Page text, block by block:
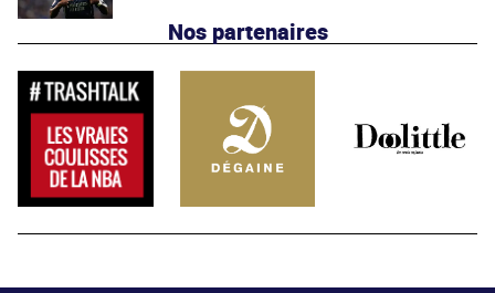
Nos partenaires